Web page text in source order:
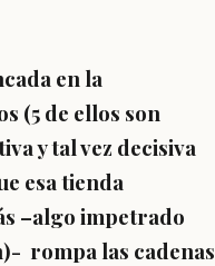
en la
(5 de ellos son
y tal vez decisiva
esa tienda
–algo impetrado
rompa las cadenas